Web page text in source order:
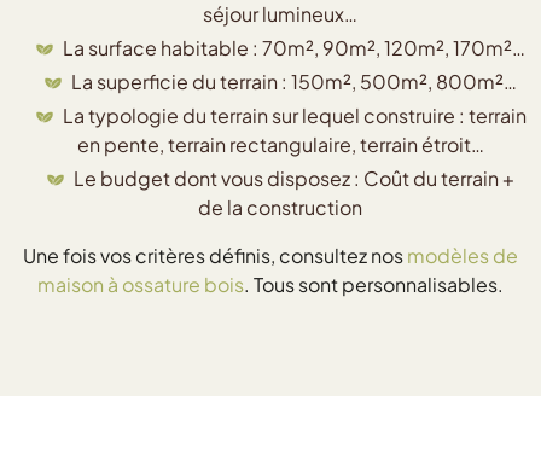
séjour lumineux…
La surface habitable : 70m², 90m², 120m², 170m²…
La superficie du terrain : 150m², 500m², 800m²…
La typologie du terrain sur lequel construire : terrain
en pente, terrain rectangulaire, terrain étroit…
Le budget dont vous disposez : Coût du terrain +
de la construction
Une fois vos critères définis, consultez nosmodèles de
maison à ossature bois. Tous sont personnalisables.